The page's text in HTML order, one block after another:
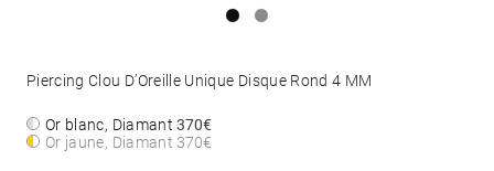
Piercing Clou D’Oreille Unique Disque Rond 4 MM
Or blanc, Diamant370€
Or jaune, Diamant370€